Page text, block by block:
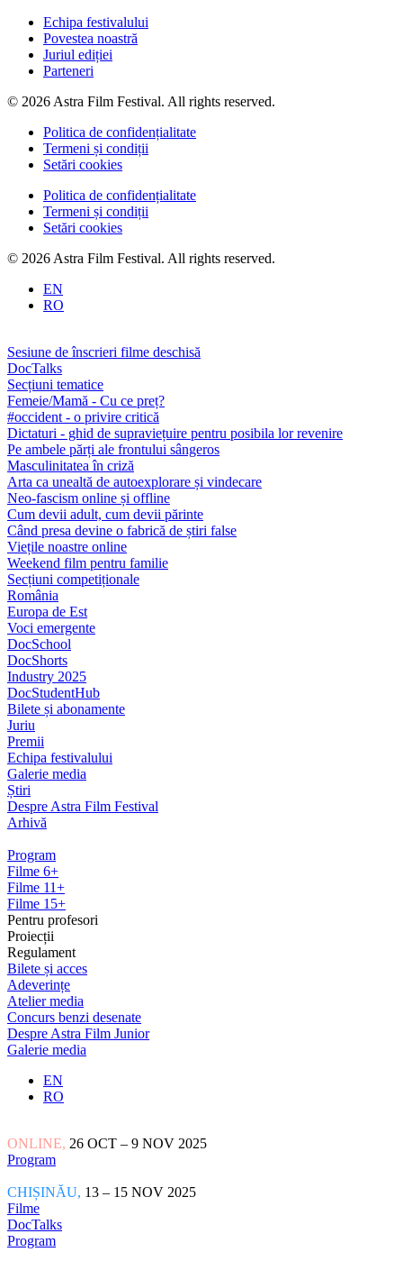
Echipa festivalului
Povestea noastră
Juriul ediției
Parteneri
© 2026 Astra Film Festival. All rights reserved.
Politica de confidențialitate
Termeni și condiții
Setări cookies
Politica de confidențialitate
Termeni și condiții
Setări cookies
© 2026 Astra Film Festival. All rights reserved.
EN
RO
Sesiune de înscrieri filme deschisă
DocTalks
Secțiuni tematice
Femeie/Mamă - Cu ce preț?
#occident - o privire critică
Dictaturi - ghid de supraviețuire pentru posibila lor revenire
Pe ambele părți ale frontului sângeros
Masculinitatea în criză
Arta ca unealtă de autoexplorare și vindecare
Neo-fascism online și offline
Cum devii adult, cum devii părinte
Când presa devine o fabrică de știri false
Viețile noastre online
Weekend film pentru familie
Secțiuni competiționale
România
Europa de Est
Voci emergente
DocSchool
DocShorts
Industry 2025
DocStudentHub
Bilete și abonamente
Juriu
Premii
Echipa festivalului
Galerie media
Știri
Despre Astra Film Festival
Arhivă
Program
Filme 6+
Filme 11+
Filme 15+
Pentru profesori
Proiecții
Regulament
Bilete și acces
Adeverințe
Atelier media
Concurs benzi desenate
Despre Astra Film Junior
Galerie media
EN
RO
ONLINE, 26 OCT – 9 NOV 2025
Program
CHIȘINĂU, 13 – 15 NOV 2025
Filme
DocTalks
Program